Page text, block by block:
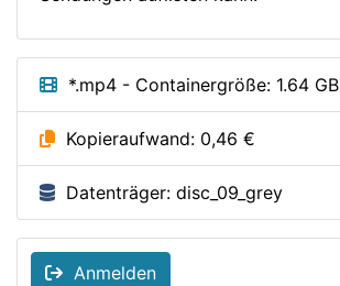
*.mp4 - Containergröße: 1.64 GB
Kopieraufwand: 0,46 €
Datenträger: disc_09_grey
Anmelden